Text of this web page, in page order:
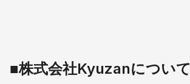
■株式会社Kyuzanについて